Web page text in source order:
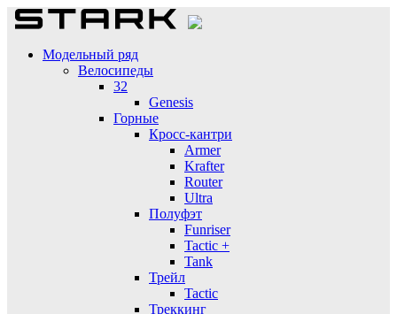
Модельный ряд
Велосипеды
32
Genesis
Горные
Кросс-кантри
Armer
Krafter
Router
Ultra
Полуфэт
Funriser
Tactic +
Tank
Трейл
Tactic
Треккинг